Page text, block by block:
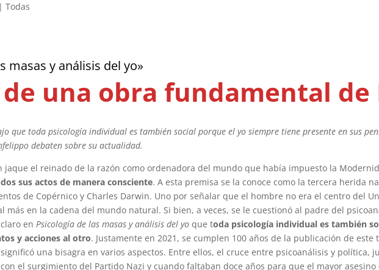
|Todas
masas y análisis del yo»
de una obra fundamental de
que toda psicología individual es también social porque el yo siempre tiene presente en sus
debaten sobre su actualidad.
el reinado de la razón como ordenadora del mundo que había impuesto la
sus actos de manera consciente. A esta premisa se la conoce como la tercera herida
de Copérnico y Charles Darwin. Uno por señalar que el hombre no era el centro del
en la cadena del mundo natural. Si bien, a veces, se le cuestionó al padre del
enPsicología de las masas y análisis del yo que toda psicología individual es también
y acciones al otro. Justamente en 2021, se cumplen 100 años de la publicación de
una bisagra en varios aspectos. Entre ellos, el cruce entre psicoanálisis y política,
el surgimiento del Partido Nazi y cuando faltaban doce años para que el mayor